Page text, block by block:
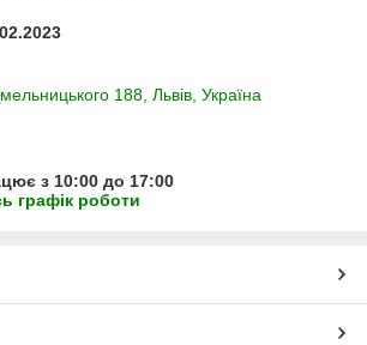
188, Львів, Україна
з 10:00 до 17:00
графік роботи